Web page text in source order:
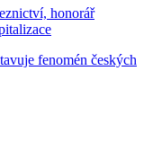
honorář
fenomén českých